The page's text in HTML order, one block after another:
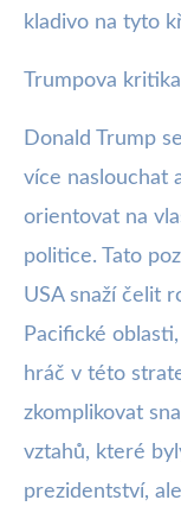
kladivo na tyto
Trumpova
Donald Trump
více naslouchat
orientovat na
politice. Tato
USA snaží čelit
Pacifické
hráč v této
zkomplikovat
vztahů, které
prezidentství,